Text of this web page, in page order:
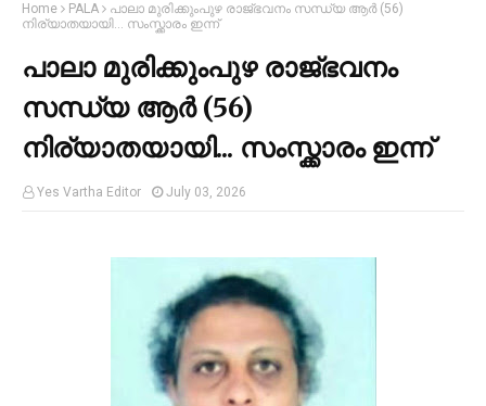
Home PALA
പാലാ മുരിക്കുംപുഴ രാജ്ഭവനം സന്ധ്യ ആർ (56)
നിര്യാതയായി... സംസ്ക്കാരം ഇന്ന്
പാലാ മുരിക്കുംപുഴ രാജ്ഭവനം
സന്ധ്യ ആർ (56)
നിര്യാതയായി... സംസ്ക്കാരം ഇന്ന്
Yes Vartha Editor July 03, 2026